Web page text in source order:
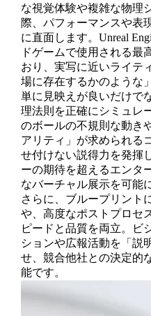
な視覚体験や複雑な物理
際、パフォーマンスや表
に直面します。Unreal
ドゲームで使用される最
おり、実写に近いライテ
場に存在するかのような
単に見映えが良いだけで
理法則を正確にシミュレ
のボールの不規則な動き
アリティ」が求められる
せ付けない説得力を発揮
ーの期待を超えるエンタ
なバーチャル展示を可能
さらに、ブループリント
や、高度なポストプロセ
ピードと品質を両立。ビ
ションや広報活動を「説
せ、競合他社との決定的
能です。